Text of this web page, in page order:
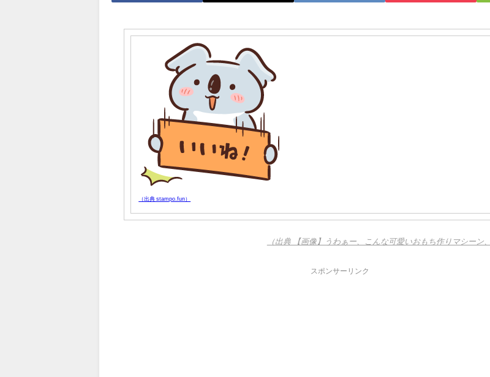
（出典 stampo.fun）
（出典 【画像】うわぁー、こんな可愛いおもち作りマシーン
スポンサーリンク